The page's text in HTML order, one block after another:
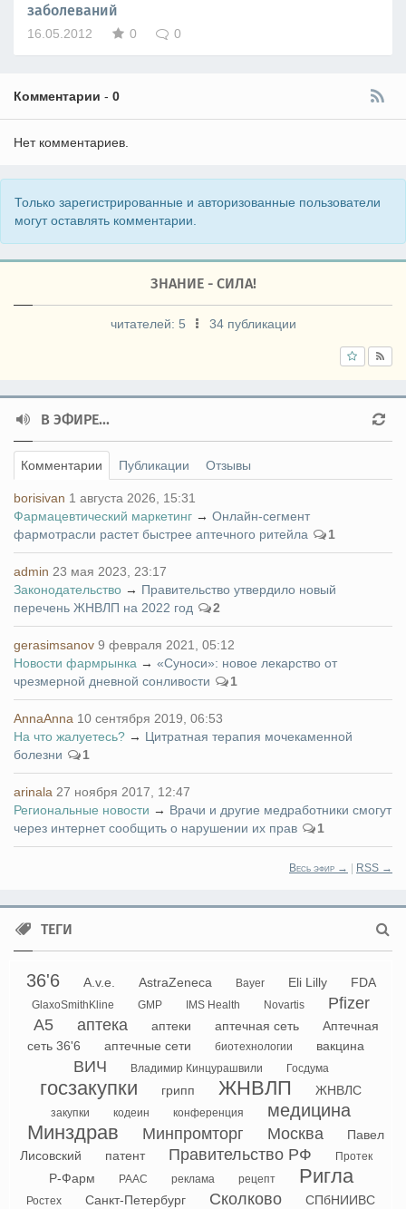
заболеваний
16.05.2012 0 0
Комментарии - 0
Нет комментариев.
Только зарегистрированные и авторизованные пользователи
могут оставлять комментарии.
ЗНАНИЕ - СИЛА!
читателей: 5 34 публикации
В ЭФИРЕ...
Комментарии Публикации Отзывы
borisivan 1 августа 2026, 15:31
Фармацевтический маркетинг → Онлайн-сегмент
фармотрасли растет быстрее аптечного ритейла
1
admin 23 мая 2023, 23:17
Законодательство → Правительство утвердило новый
перечень ЖНВЛП на 2022 год
2
gerasimsanov 9 февраля 2021, 05:12
Новости фармрынка → «Суноси»: новое лекарство от
чрезмерной дневной сонливости
1
AnnaAnna 10 сентября 2019, 06:53
На что жалуетесь? → Цитратная терапия мочекаменной
болезни
1
arinala 27 ноября 2017, 12:47
Региональные новости → Врачи и другие медработники смогут
через интернет сообщить о нарушении их прав
1
Весь эфир → | RSS →
ТЕГИ
36'6 A.v.e. AstraZeneca Bayer Eli Lilly FDA
GlaxoSmithKline GMP IMS Health Novartis
Pfizer
А5
аптека аптеки аптечная сеть
Аптечная
сеть 36'6
аптечные сети биотехнологии вакцина
ВИЧ Владимир Кинцурашвили Госдума
госзакупки грипп ЖНВЛП ЖНВЛС
закупки кодеин конференция медицина
Минздрав Минпромторг Москва
Павел
Лисовский
патент Правительство РФ Протек
Р-Фарм РААС реклама рецепт Ригла
Ростех Санкт-Петербург Сколково СПбНИИВС